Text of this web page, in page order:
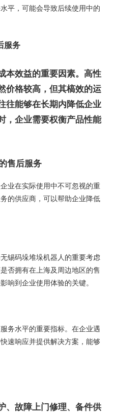
平，可能会导致后续使用中的
服务
本效益的重要因素。高性
价格较高，但其槁效的运
往能够在长期内降低企业
，企业需要权衡产品性能
售后服务
业在实际使用中不可忽视的重
的供应商，可以帮助企业降低
锡码垛堆垛机器人的重要考虑
否拥有在上海及周边地区的售
响到企业使用体验的关键。
务水平的重要指标。在企业遇
速响应并提供解决方案，能够
、故障上门修理、备件供